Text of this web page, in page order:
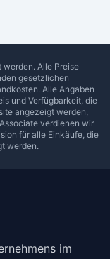
Alle Preise
gesetzlichen
Alle Angaben
und Verfügbarkeit, die
angezeigt werden,
verdienen wir
für alle Einkäufe, die
werden.
im